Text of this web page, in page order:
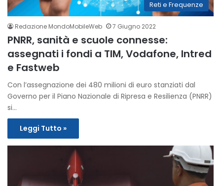
Reti e Frequenze
Redazione MondoMobileWeb 7 Giugno 2022
PNRR, sanità e scuole connesse:
assegnati i fondi a TIM, Vodafone, Intred
e Fastweb
Con l’assegnazione dei 480 milioni di euro stanziati dal
Governo per il Piano Nazionale di Ripresa e Resilienza (PNRR)
si…
Leggi Tutto »